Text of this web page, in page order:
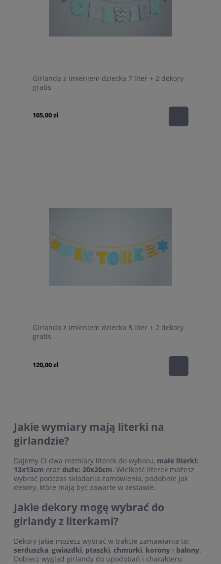
Girlanda z imieniem dziecka 7 liter + 2 dekory
gratis
105,00 zł
Girlanda z imieniem dziecka 8 liter + 2 dekory
gratis
120,00 zł
Jakie wymiary mają literki na
girlandzie?
Dajemy Ci dwa rozmiary literek do wyboru, małe literki:
13x13cm oraz duże: 20x20cm. Wielkość literek możesz
wybrać podczas składania zamówienia, podobnie jak
dekory, które mają być zawarte w zestawie.
Jakie dekory mogę wybrać do
girlandy z literkami?
Dekory jakie możesz wybrać w trakcie zamawiania to:
serduszka, gwiazdki, ptaszki, chmurki, korony i balony.
Dobierz wygląd girlandy do upodobań i charakteru